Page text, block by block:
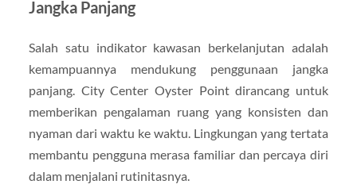
Jangka Panjang
Salah satu indikator kawasan berkelanjutan adalah
kemampuannya mendukung penggunaan jangka
panjang. City Center Oyster Point dirancang untuk
memberikan pengalaman ruang yang konsisten dan
nyaman dari waktu ke waktu. Lingkungan yang tertata
membantu pengguna merasa familiar dan percaya diri
dalam menjalani rutinitasnya.